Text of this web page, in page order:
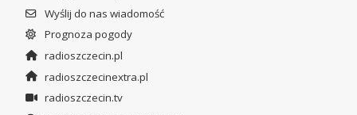
Wyślij do nas wiadomość
Prognoza pogody
radioszczecin.pl
radioszczecinextra.pl
radioszczecin.tv